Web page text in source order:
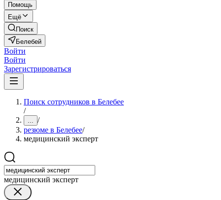
Помощь
Ещё
Поиск
Белебей
Войти
Войти
Зарегистрироваться
Поиск сотрудников в Белебее
/
... /
резюме в Белебее/
медицинский эксперт
медицинский эксперт